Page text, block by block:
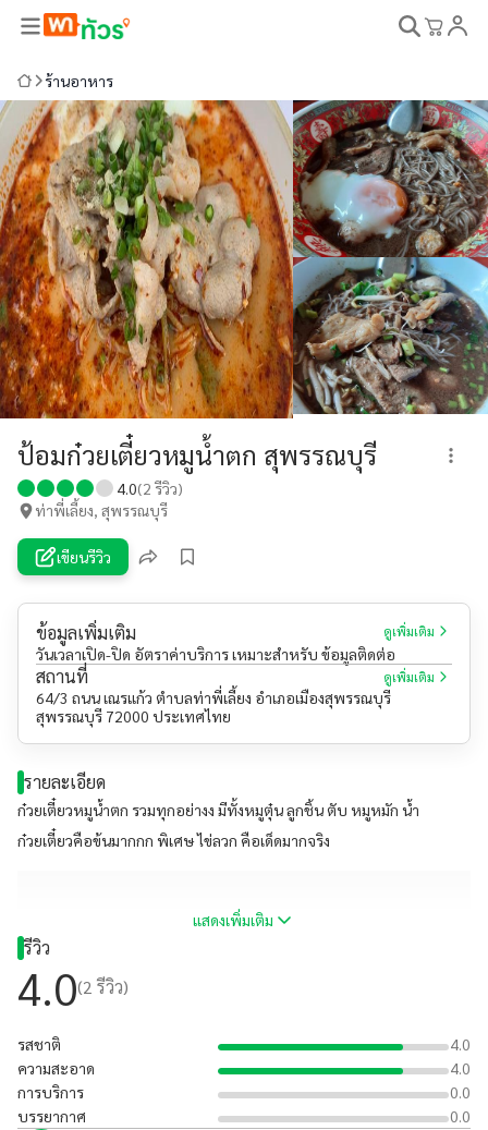
ร้านอาหาร
ป้อมก๋วยเตี๋ยวหมูน้ำตก สุพรรณบุรี
4.0(2 รีวิว)
ท่าพี่เลี้ยง, สุพรรณบุรี
เขียนรีวิว
ข้อมูลเพิ่มเติม ดูเพิ่มเติม
วันเวลาเปิด-ปิด อัตราค่าบริการ เหมาะสำหรับ ข้อมูลติดต่อ
สถานที่ ดูเพิ่มเติม
64/3 ถนน เณรแก้ว ตำบลท่าพี่เลี้ยง อำเภอเมืองสุพรรณบุรี
สุพรรณบุรี 72000 ประเทศไทย
รายละเอียด
ก๋วยเตี๋ยวหมูน้ำตก รวมทุกอย่างง มีทั้งหมูตุ๋น ลูกชิ้น ตับ หมูหมัก น้ำ
ก๋วยเตี๋ยวคือข้นมากกก พิเศษ ไข่ลวก คือเด็ดมากจริง
แสดงเพิ่มเติม
รีวิว
4.0(2 รีวิว)
รสชาติ
4.0
ความสะอาด
4.0
การบริการ
0.0
บรรยากาศ
0.0